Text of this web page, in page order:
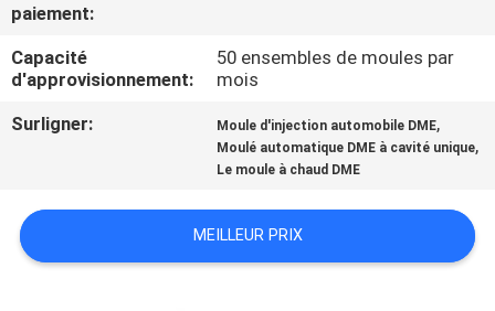
CONTACTEZ-
UNE
CITATION
paiement:
Capacité
d'approvisionnement:
50 ensembles de moules par
mois
Surligner:
Moule d'injection automobile DME,
Moulé automatique DME à cavité unique,
Le moule à chaud DME
MEILLEUR PRIX